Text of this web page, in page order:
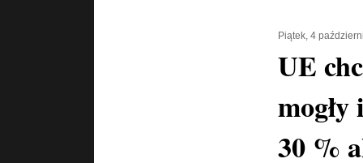
Piątek, 4
UE
mogły
30 %